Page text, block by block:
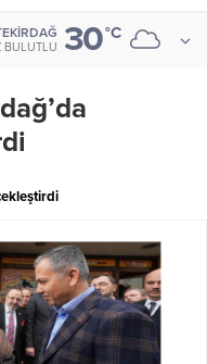
BULUTLU 30°C